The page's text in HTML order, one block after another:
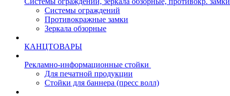
Системы ограждений
Противокражные замки
Зеркала обзорные
КАНЦТОВАРЫ
Рекламно-информационные стойки
Для печатной продукции
Стойки для баннера (пресс волл)